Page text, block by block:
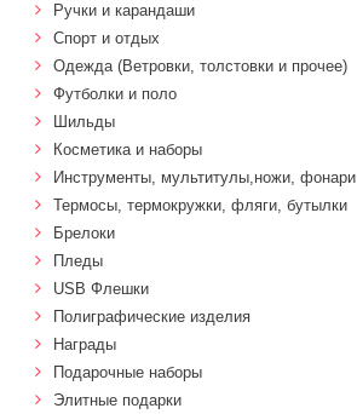
Ручки и карандаши
Спорт и отдых
Одежда (Ветровки, толстовки и прочее)
Футболки и поло
Шильды
Косметика и наборы
Инструменты, мультитулы,ножи, фонари
Термосы, термокружки, фляги, бутылки
Брелоки
Пледы
USB Флешки
Полиграфические изделия
Награды
Подарочные наборы
Элитные подарки